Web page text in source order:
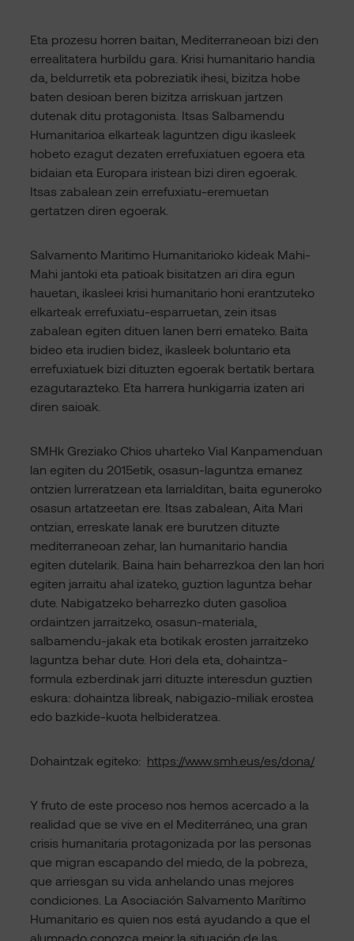
Eta prozesu horren baitan, Mediterraneoan bizi den
errealitatera hurbildu gara. Krisi humanitario handia
da, beldurretik eta pobreziatik ihesi, bizitza hobe
baten desioan beren bizitza arriskuan jartzen
dutenak ditu protagonista. Itsas Salbamendu
Humanitarioa elkarteak laguntzen digu ikasleek
hobeto ezagut dezaten errefuxiatuen egoera eta
bidaian eta Europara iristean bizi diren egoerak.
Itsas zabalean zein errefuxiatu-eremuetan
gertatzen diren egoerak.
Salvamento Maritimo Humanitarioko kideak Mahi-
Mahi jantoki eta patioak bisitatzen ari dira egun
hauetan, ikasleei krisi humanitario honi erantzuteko
elkarteak errefuxiatu-esparruetan, zein itsas
zabalean egiten dituen lanen berri emateko. Baita
bideo eta irudien bidez, ikasleek boluntario eta
errefuxiatuek bizi dituzten egoerak bertatik bertara
ezagutarazteko. Eta harrera hunkigarria izaten ari
diren saioak.
SMHk Greziako Chios uharteko Vial Kanpamenduan
lan egiten du 2015etik, osasun-laguntza emanez
ontzien lurreratzean eta larrialditan, baita eguneroko
osasun artatzeetan ere. Itsas zabalean, Aita Mari
ontzian, erreskate lanak ere burutzen dituzte
mediterraneoan zehar, lan humanitario handia
egiten dutelarik. Baina hain beharrezkoa den lan hori
egiten jarraitu ahal izateko, guztion laguntza behar
dute. Nabigatzeko beharrezko duten gasolioa
ordaintzen jarraitzeko, osasun-materiala,
salbamendu-jakak eta botikak erosten jarraitzeko
laguntza behar dute. Hori dela eta, dohaintza-
formula ezberdinak jarri dituzte interesdun guztien
eskura: dohaintza libreak, nabigazio-miliak erostea
edo bazkide-kuota helbideratzea.
Dohaintzak egiteko: https://www.smh.eus/es/dona/
Y fruto de este proceso nos hemos acercado a la
realidad que se vive en el Mediterráneo, una gran
crisis humanitaria protagonizada por las personas
que migran escapando del miedo, de la pobreza,
que arriesgan su vida anhelando unas mejores
condiciones. La Asociación Salvamento Marítimo
Humanitario es quien nos está ayudando a que el
alumnado conozca mejor la situación de las